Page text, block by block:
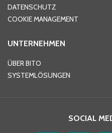
Telefon
DATENSCHUTZ
COOKIE MANAGEMENT
UNTERNEHMEN
ÜBER BITO
SYSTEMLÖSUNGEN
SOCIAL